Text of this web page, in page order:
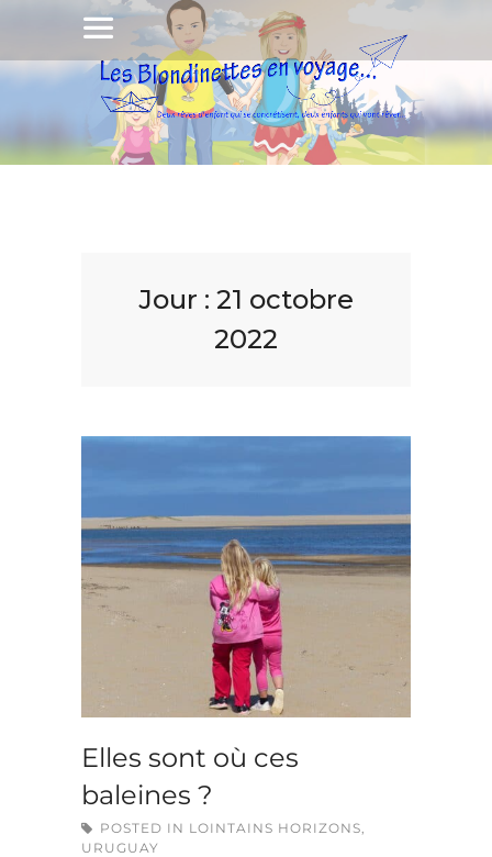
Jour : 21 octobre
2022
Elles sont où ces
baleines ?
POSTED IN LOINTAINS HORIZONS
URUGUAY